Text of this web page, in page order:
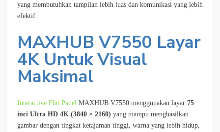
yang membutuhkan tampilan lebih luas dan komunikasi yang lebih
efektif.
MAXHUB V7550 Layar
4K Untuk Visual
Maksimal
Interactive Flat Panel MAXHUB V7550 menggunakan layar 75
inci Ultra HD 4K (3840 × 2160) yang mampu menghasilkan
gambar dengan tingkat ketajaman tinggi, warna yang lebih hidup,